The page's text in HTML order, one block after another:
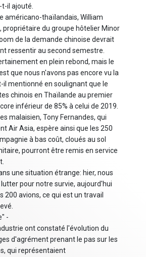
il ajouté.
américano-thaïlandais, William
propriétaire du groupe hôtelier Minor
de la demande chinoise devrait
ressentir au second semestre.
en plein rebond, mais le
que nous n'avons pas encore vu la
il mentionné en soulignant que le
chinois en Thaïlande au premier
inférieur de 85% à celui de 2019.
malaisien, Tony Fernandes, qui
Air Asia, espère ainsi que les 250
à bas coût, cloués au sol
pourront être remis en service
une situation étrange: hier, nous
pour notre survie, aujourd'hui
200 avions, ce qui est un travail
-
ont constaté l'évolution du
d'agrément prenant le pas sur les
qui représentaient